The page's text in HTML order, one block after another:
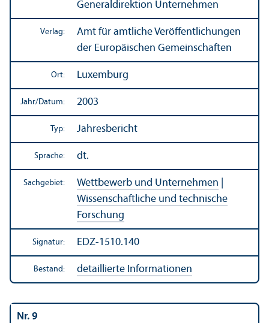
Generaldirektion Unter­nehmen
Verlag:
Amt für amtliche Veröffentlichungen
der Europäischen Gemeinschaften
Ort: Luxemburg
Jahr/Datum: 2003
Typ: Jahresbericht
Sprache: dt.
Sachgebiet: Wettbewerb und Unter­nehmen
Wissenschaft­liche und technische
Forschung
Signatur: EDZ-1510.140
Bestand: detaillierte Informationen
Nr. 9